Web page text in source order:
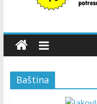
Baština